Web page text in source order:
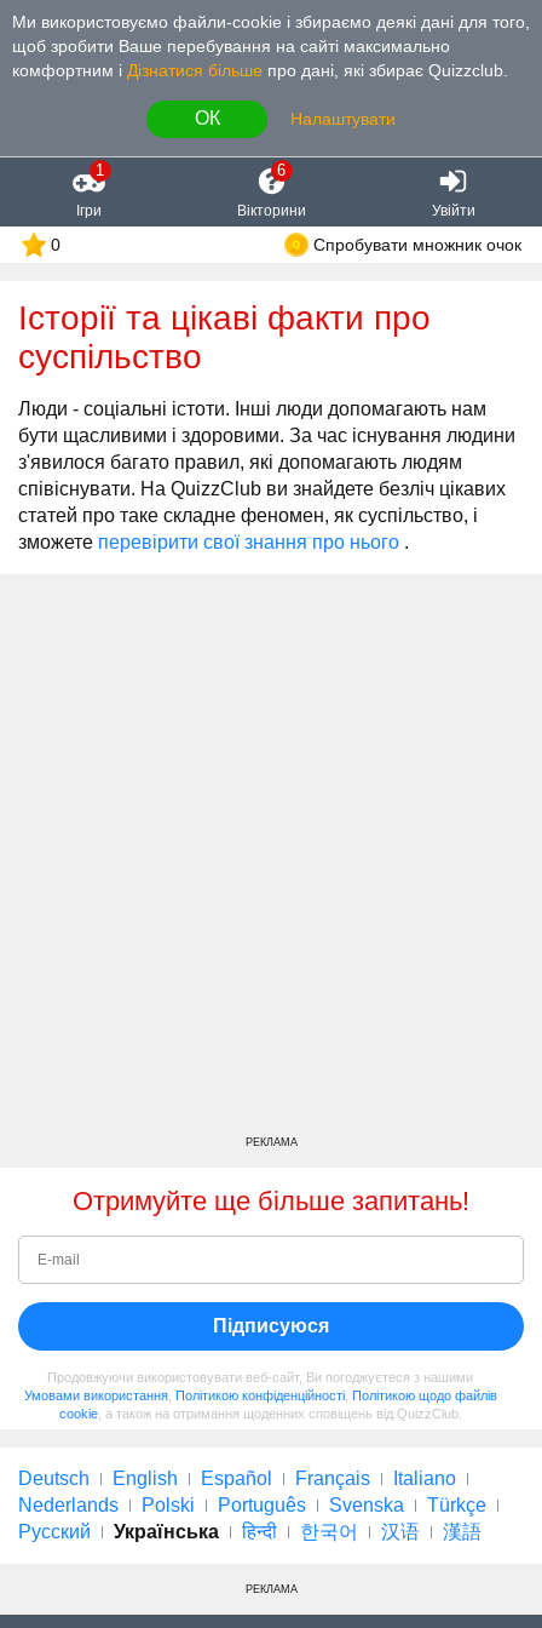
Ми використовуємо файли-cookie і збираємо деякі дані для того,
щоб зробити Ваше перебування на сайті максимально
комфортним і Дізнатися більше про дані, які збирає Quizzclub.
ОК Налаштувати
1
Ігри
6
Вікторини Увійти
0 Спробувати множник очок
Історії та цікаві факти про
суспільство
Люди - соціальні істоти. Інші люди допомагають нам
бути щасливими і здоровими. За час існування людини
з'явилося багато правил, які допомагають людям
співіснувати. На QuizzClub ви знайдете безліч цікавих
статей про таке складне феномен, як суспільство, і
зможете перевірити свої знання про нього .
РЕКЛАМА
Отримуйте ще більше запитань!
Підписуюся
Продовжуючи використовувати веб-сайт, Ви погоджуєтеся з нашими
Умовами використання, Політикою конфіденційності, Політикою щодо файлів
cookie, а також на отримання щоденних сповіщень від QuizzClub.
Deutsch English Español Français
Italiano
Nederlands
Polski Português Svenska
Türkçe
Русский
Українська हिन्दी 한국어 汉语 漢語
РЕКЛАМА